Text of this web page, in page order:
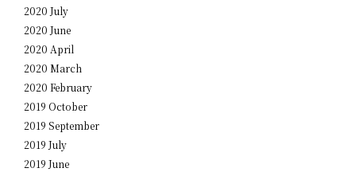
2020 July
2020 June
2020 April
2020 March
2020 February
2019 October
2019 September
2019 July
2019 June